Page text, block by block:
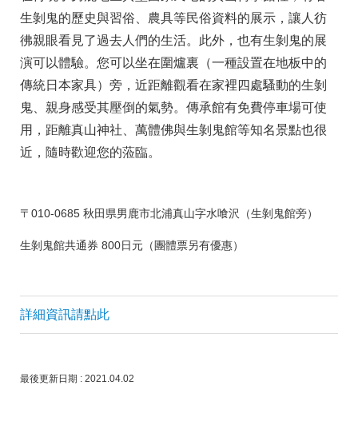
生剝鬼的歷史與習俗、農具等民俗資料的展示，讓人彷
彿親眼看見了過去人們的生活。此外，也有生剝鬼的展
演可以體驗。您可以坐在圍爐裏（一種設置在地板中的
傳統日本家具）旁，近距離觀看在家裡四處騷動的生剝
鬼、親身感受其壓倒的氣勢。傳承館有免費停車場可使
用，距離真山神社、萬體佛與生剝鬼館等知名景點也很
近，隨時歡迎您的蒞臨。
〒010-0685 秋田県男鹿市北浦真山字水喰沢（生剝鬼館旁）
生剝鬼館共通券 800日元（團體票另有優惠）
詳細資訊請點此
最後更新日期 : 2021.04.02